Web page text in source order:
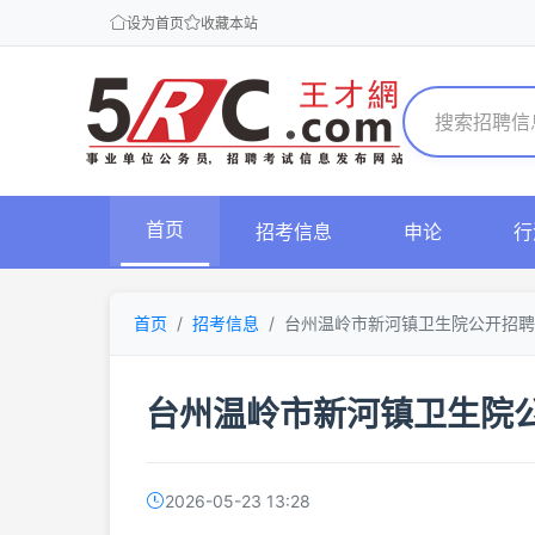
设为首页 收藏本站
首页 招考信息 申论
首页 招考信息 台州温岭市新河镇卫生院公开招
台州温岭市新河镇卫生院
2026-05-23 13:28